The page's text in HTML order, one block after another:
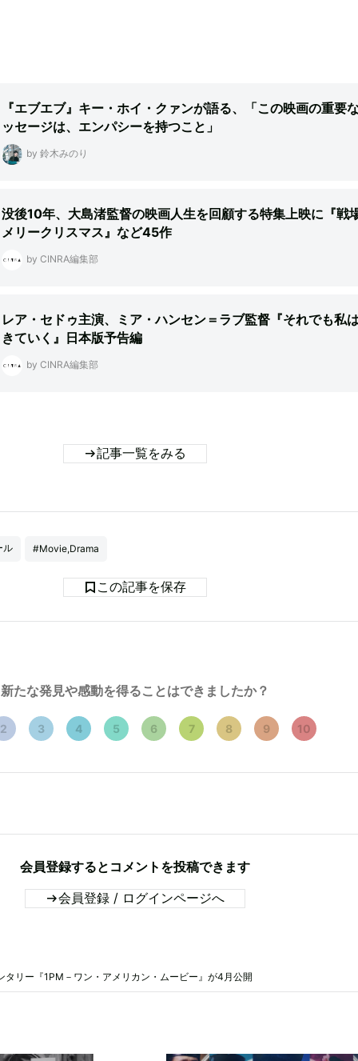
『エブエブ』キー・ホイ・クァンが語る、「この映画の重要
ッセージは、エンパシーを持つこと」
by 鈴木みのり
没後10年、大島渚監督の映画人生を回顧する特集上映に『戦
メリークリスマス』など45作
by CINRA編集部
レア・セドゥ主演、ミア・ハンセン＝ラブ監督『それでも私
きていく』日本版予告編
by CINRA編集部
記事一覧をみる
ル #Movie,Drama
この記事を保存
新たな発見や感動を得ることはできましたか？
2 3 4 5 6 7 8 9 10
会員登録するとコメントを投稿できます
会員登録 / ログインページへ
リー『1PM－ワン・アメリカン・ムービー』が4月公開